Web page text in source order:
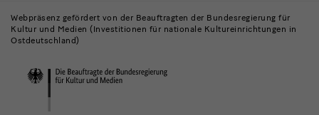
Museen
und
Institutionen
Webpräsenz gefördert von der Beauftragten der Bundesregierung für
Kultur und Medien (Investitionen für nationale Kultureinrichtungen in
Ostdeutschland)